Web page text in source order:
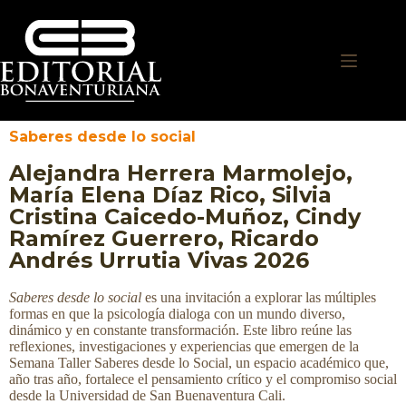
Saberes desde lo social
Alejandra Herrera Marmolejo,
María Elena Díaz Rico, Silvia
Cristina Caicedo-Muñoz, Cindy
Ramírez Guerrero, Ricardo
Andrés Urrutia Vivas 2026
Saberes desde lo social es una invitación a explorar las múltiples
formas en que la psicología dialoga con un mundo diverso,
dinámico y en constante transformación. Este libro reúne las
reflexiones, investigaciones y experiencias que emergen de la
Semana Taller Saberes desde lo Social, un espacio académico que,
año tras año, fortalece el pensamiento crítico y el compromiso social
desde la Universidad de San Buenaventura Cali.